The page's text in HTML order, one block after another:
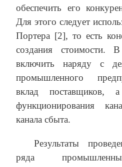
обеспечить его
Для этого следует
Портера [2], то есть
создания стоимости.
включить наряду с
промышленного
вклад поставщиков,
функционирования
канала сбыта.
Результаты
ряда